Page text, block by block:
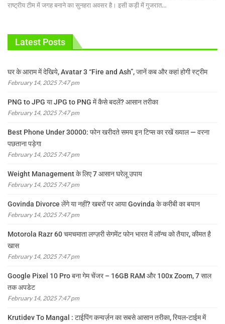
राष्ट्रीय टीम में जगह बनाने का सुनहरा अवसर है। इसी कड़ी में गुजरात…
Latest Posts
घर के आराम में देखिये, Avatar 3 “Fire and Ash”, जानें कब और कहां होगी स्ट्रीम
February 14, 2025 7:47 pm
PNG to JPG या JPG to PNG में कैसे बदलें? आसान तरीका
February 14, 2025 7:47 pm
Best Phone Under 30000: फोन खरीदते समय इन टिप्स का रखें ख्याल — वरना
पछताना पड़ेगा
February 14, 2025 7:47 pm
Weight Management के लिए 7 आसान घरेलू उपाय
February 14, 2025 7:47 pm
Govinda Divorce लेंगे या नहीं? खबरों पर आया Govinda के करीबी का बयान
February 14, 2025 7:47 pm
Motorola Razr 60 चमचमाता लग्ज़री सेगमेंट फोन भारत में लॉन्च को तैयार, कीमत है
खास
February 14, 2025 7:47 pm
Google Pixel 10 Pro बना गेम चेंजर – 16GB RAM और 100x Zoom, 7 साल
तक अपडेट
February 14, 2025 7:47 pm
Krutidev To Mangal : टाईपिंग कन्वर्ज़न का सबसे आसान तरीका, रियल-टाईम में